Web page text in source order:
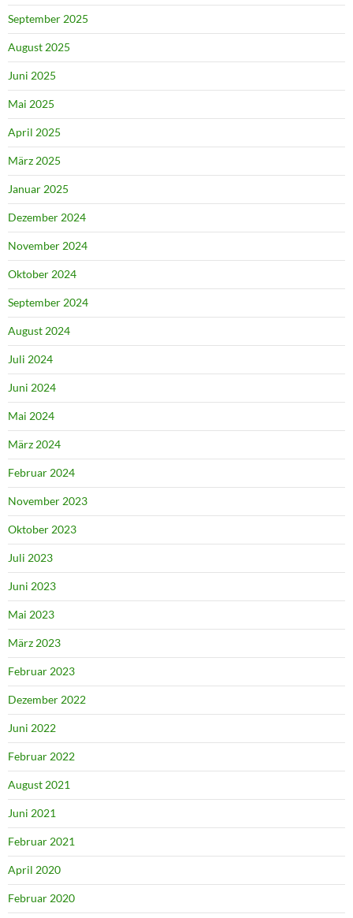
September 2025
August 2025
Juni 2025
Mai 2025
April 2025
März 2025
Januar 2025
Dezember 2024
November 2024
Oktober 2024
September 2024
August 2024
Juli 2024
Juni 2024
Mai 2024
März 2024
Februar 2024
November 2023
Oktober 2023
Juli 2023
Juni 2023
Mai 2023
März 2023
Februar 2023
Dezember 2022
Juni 2022
Februar 2022
August 2021
Juni 2021
Februar 2021
April 2020
Februar 2020